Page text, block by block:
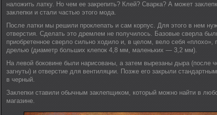
наложить латку. Но чем ее закрепить? Клей? Сварка? А может
заклепки и стали частью этого мода.
После латки мы решили проклепать и сам корпус. Для этого в нем
отверстия. Сделать это дремлем не получилось. Базовые сверла
приобретенное сверло сильно ходило и, в целом, вело себя «плохо»,
дрелью (диаметр больших клепок 4,8 мм, маленьких — 3,2 мм).
На левой боковине были нарисованы, а затем вырезаны дыра (после
загнуты) и отверстие для вентиляции. Позже его закрыли
в черный.
Заклепки ставили обычным заклепщиком, который можно найти в
магазине.